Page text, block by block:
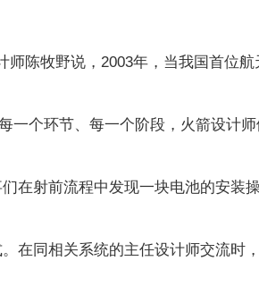
陈牧野说，2003年，当我国首位航
一个环节、每一个阶段，火箭设计
在射前流程中发现一块电池的安装
在同相关系统的主任设计师交流时